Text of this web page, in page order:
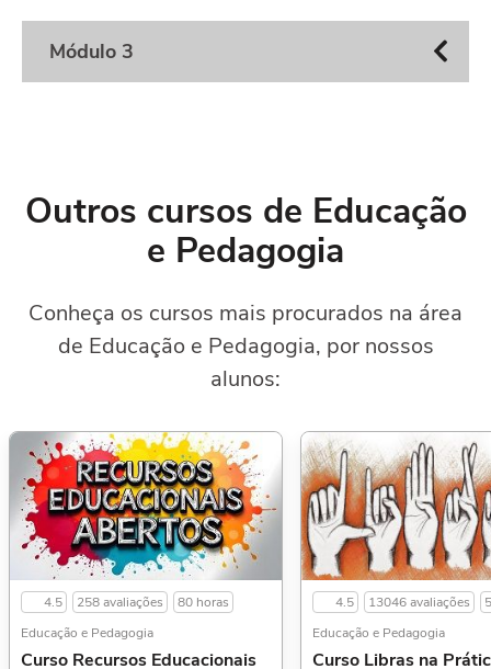
Módulo 3
Outros cursos de Educação
e Pedagogia
Conheça os cursos mais procurados na área
de Educação e Pedagogia, por nossos
alunos:
4.5 258 avaliações
80 horas
Educação e Pedagogia
Curso Recursos Educacionais
4.5 13046 avaliações
Educação e Pedagogia
Curso Libras na